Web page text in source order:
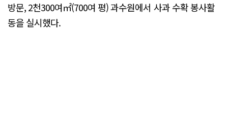
방문, 2천300여㎡(700여 평) 과수원에서 사과 수확 봉사활
동을 실시했다.